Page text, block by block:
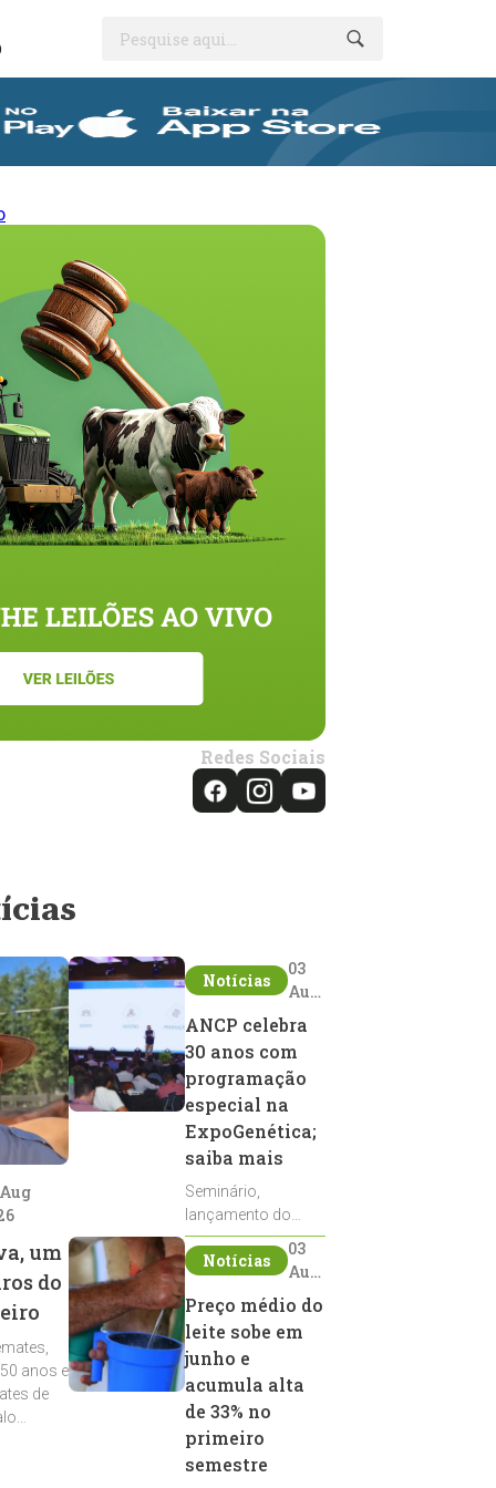
Pesquise aqui...
Redes Sociais
um
do
anos e
de
Notícias
03
Aug
ANCP celebra
30 anos com
programação
especial na
ExpoGenética;
saiba mais
Seminário,
lançamento do
Sumário de Touros,
debates, podcast,
reprodutores e
homenagens
integram a
programação da
entidade durante a
ExpoGenética 2026
Notícias
03
Aug
2026
Preço médio do
leite sobe em
junho e
acumula alta
de 33% no
primeiro
semestre